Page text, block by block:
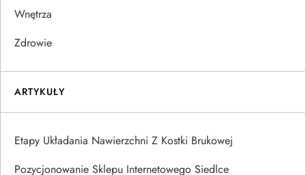
Wnętrza
Zdrowie
ARTYKUŁY
Etapy Układania Nawierzchni Z Kostki Brukowej
Pozycjonowanie Sklepu Internetowego Siedlce